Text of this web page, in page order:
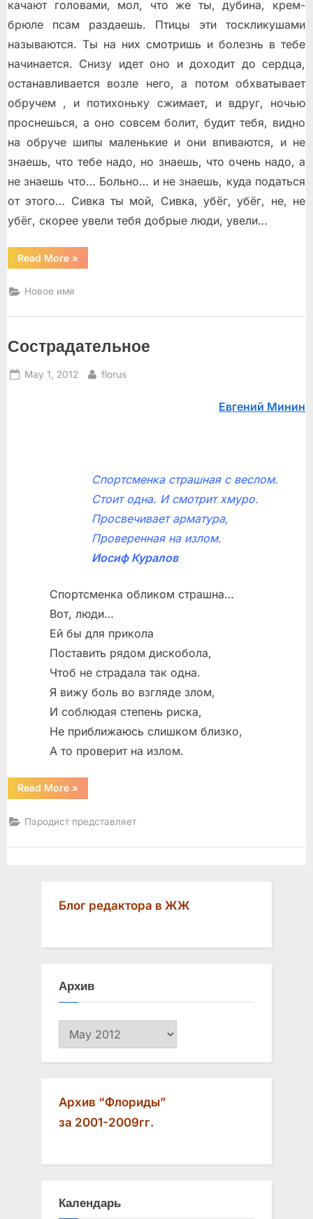
качают головами, мол, что же ты, дубина, крем-
брюле псам раздаешь. Птицы эти тоскликушами
называются. Ты на них смотришь и болезнь в тебе
начинается. Снизу идет оно и доходит до сердца,
останавливается возле него, а потом обхватывает
обручем , и потихоньку сжимает, и вдруг, ночью
проснешься, а оно совсем болит, будит тебя, видно
на обруче шипы маленькие и они впиваются, и не
знаешь, что тебе надо, но знаешь, что очень надо, а
не знаешь что… Больно… и не знаешь, куда податься
от этого… Сивка ты мой, Сивка, убёг, убёг, не, не
убёг, скорее увели тебя добрые люди, увели…
Read More“Концерт
для
гитары”
»
Новое имя
Сострадательное
Posted
May 1, 2012 By
florus
Евгений Минин
Спортсменка страшная с веслом.
Стоит одна. И смотрит хмуро.
Просвечивает арматура,
Проверенная на излом.
Иосиф Куралов
Спортсменка обликом страшна…
Вот, люди…
Ей бы для прикола
Поставить рядом дискобола,
Чтоб не страдала так одна.
Я вижу боль во взгляде злом,
И соблюдая степень риска,
Не приближаюсь слишком близко,
А то проверит на излом.
Read More“Сострадательное”
»
Пародист представляет
Блог редактора в ЖЖ
Архив
Архив
Архив “Флориды”
за 2001-2009гг.
Календарь